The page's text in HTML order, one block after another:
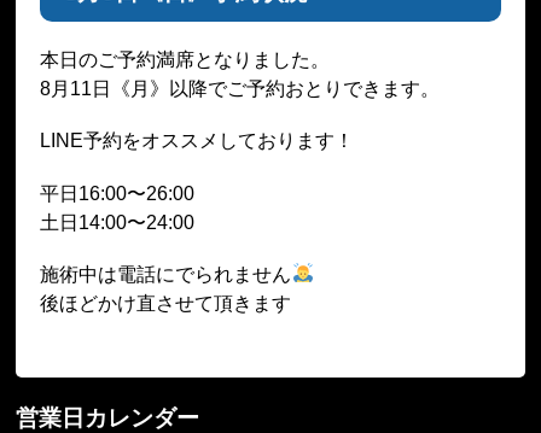
本日のご予約満席となりました。
8月11日《月》以降でご予約おとりできます。
LINE予約をオススメしております！
平日16:00〜26:00
土日14:00〜24:00
施術中は電話にでられません
後ほどかけ直させて頂きます
営業日カレンダー